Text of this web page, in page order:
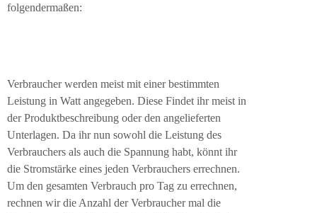
folgendermaßen:
Verbraucher werden meist mit einer bestimmten
Leistung in Watt angegeben. Diese Findet ihr meist in
der Produktbeschreibung oder den angelieferten
Unterlagen. Da ihr nun sowohl die Leistung des
Verbrauchers als auch die Spannung habt, könnt ihr
die Stromstärke eines jeden Verbrauchers errechnen.
Um den gesamten Verbrauch pro Tag zu errechnen,
rechnen wir die Anzahl der Verbraucher mal die